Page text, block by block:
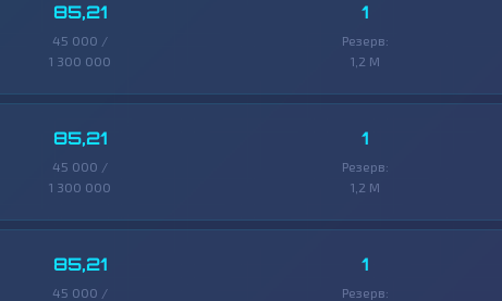
85,21
45 000 /
1 300 000
1
Резерв:
1,2 M
85,21
45 000 /
1 300 000
1
Резерв:
1,2 M
85,21
45 000 /
1
Резерв: